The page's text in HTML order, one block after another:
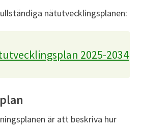
nätutvecklingsplanen:
2025-2034
är att beskriva hur